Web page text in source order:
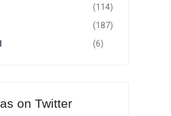
(114)
(187)
(6)
on Twitter